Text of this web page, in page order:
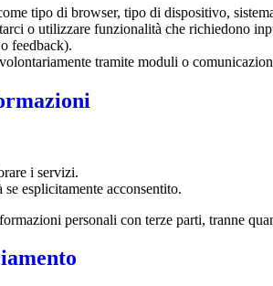
tipo di browser, tipo di dispositivo,
o utilizzare funzionalità che richiedono
feedback).
tramite moduli o
i servizi.
esplicitamente acconsentito.
personali con terze parti, tranne